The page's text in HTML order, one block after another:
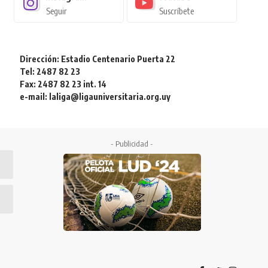
Seguir Suscríbete
Dirección: Estadio Centenario Puerta 22
Tel: 2487 82 23
Fax: 2487 82 23 int. 14
e-mail: laliga@ligauniversitaria.org.uy
- Publicidad -